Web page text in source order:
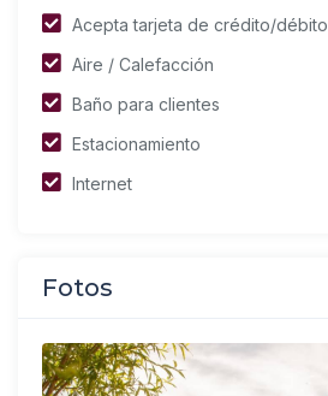
Acepta tarjeta de crédito/débito
Aire / Calefacción
Baño para clientes
Estacionamiento
Internet
Fotos